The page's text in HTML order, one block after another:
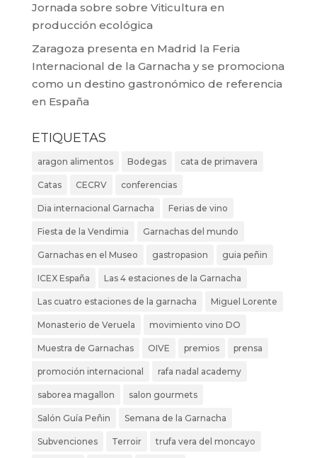
Jornada sobre sobre Viticultura en
producción ecológica
Zaragoza presenta en Madrid la Feria
Internacional de la Garnacha y se promociona
como un destino gastronómico de referencia
en España
ETIQUETAS
aragon alimentos Bodegas cata de primavera
Catas CECRV conferencias
Dia internacional Garnacha Ferias de vino
Fiesta de la Vendimia Garnachas del mundo
Garnachas en el Museo gastropasion guia peñin
ICEX España Las 4 estaciones de la Garnacha
Las cuatro estaciones de la garnacha Miguel Lorente
Monasterio de Veruela movimiento vino DO
Muestra de Garnachas OIVE premios prensa
promoción internacional rafa nadal academy
saborea magallon salon gourmets
Salón Guía Peñin Semana de la Garnacha
Subvenciones Terroir trufa vera del moncayo